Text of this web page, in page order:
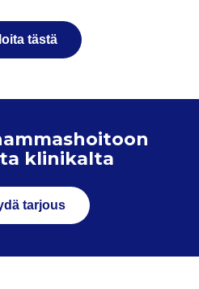
tästä
klinikalta
tarjous